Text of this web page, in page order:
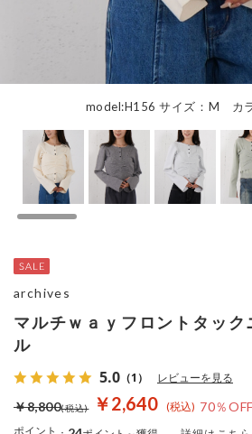
model:H156 サイズ：M カ
マルチｗａｙフロントタッ
ル
5.0 （1） レビューを見る
￥2,640 70％OFF
￥8,800
ポイント
archives